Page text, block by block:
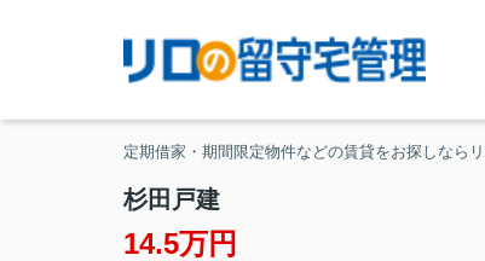
定期借家・期間限定物件などの賃貸をお探しなら
杉田戸建
14.5万円